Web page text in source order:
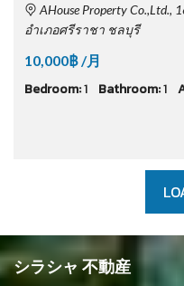
AHouse Property
อำเภอศรีราชา ชลบุรี
10,000฿ /月
Bedroom:1 Bathroom:1
シラシャ 不動産